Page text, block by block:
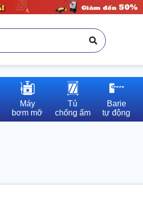
Máy
bơm mỡ
Tủ
chống ẩm
Barie
tự động